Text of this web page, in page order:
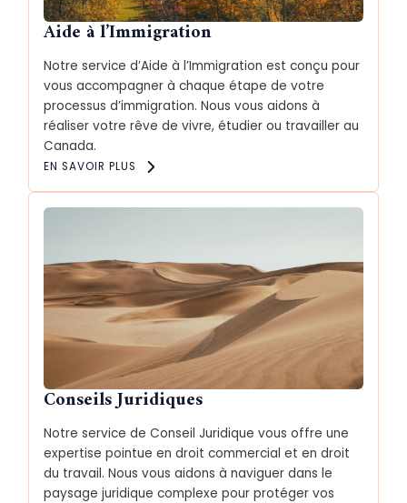
Aide à l’Immigration
Notre service d’Aide à l’Immigration est conçu pour
vous accompagner à chaque étape de votre
processus d’immigration. Nous vous aidons à
réaliser votre rêve de vivre, étudier ou travailler au
Canada.
EN SAVOIR PLUS
Conseils Juridiques
Notre service de Conseil Juridique vous offre une
expertise pointue en droit commercial et en droit
du travail. Nous vous aidons à naviguer dans le
paysage juridique complexe pour protéger vos